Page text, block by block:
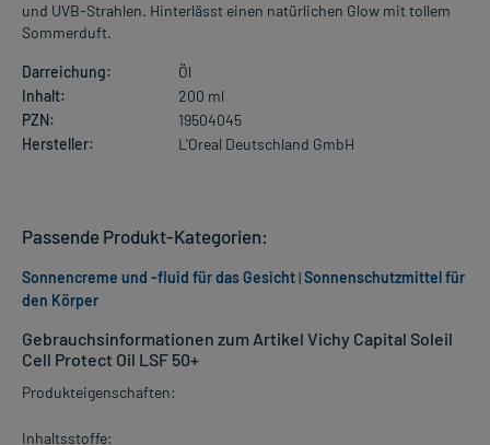
und UVB-Strahlen. Hinterlässt einen natürlichen Glow mit tollem
Sommerduft.
Darreichung:
Öl
Inhalt:
200 ml
PZN:
19504045
Hersteller:
L'Oreal Deutschland GmbH
Gebrauchsinformationen zum Artikel Vichy Capital Soleil
Cell Protect Oil LSF 50+
Produkteigenschaften:
Inhaltsstoffe:
Passende Produkt-Kategorien:
Sonnencreme und -fluid für das Gesicht|Sonnenschutzmittel für
den Körper